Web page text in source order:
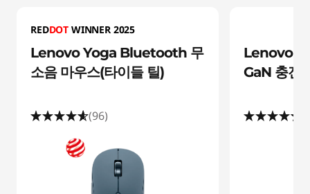
REDDOT WINNER 2025
Lenovo Yoga Bluetooth 무
소음 마우스(타이들 틸)
(96)
Lenovo
GaN 충전